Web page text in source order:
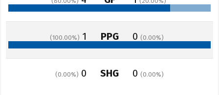
100.00 1 PPG 0 0.00
0.00 0 SHG 0 0.00